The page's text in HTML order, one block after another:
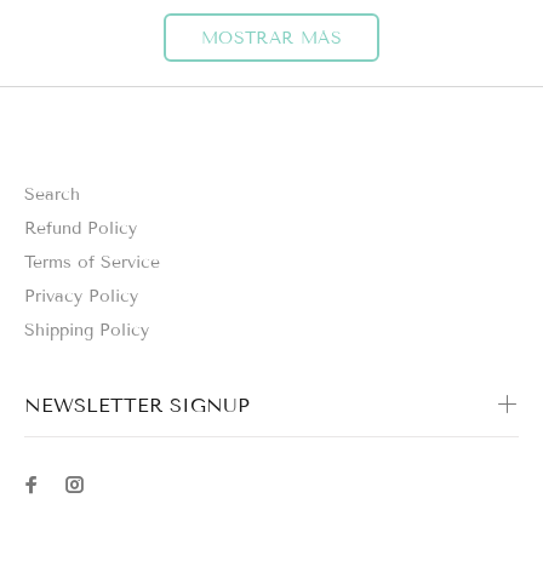
MOSTRAR MÁS
Search
Refund Policy
Terms of Service
Privacy Policy
Shipping Policy
NEWSLETTER SIGNUP